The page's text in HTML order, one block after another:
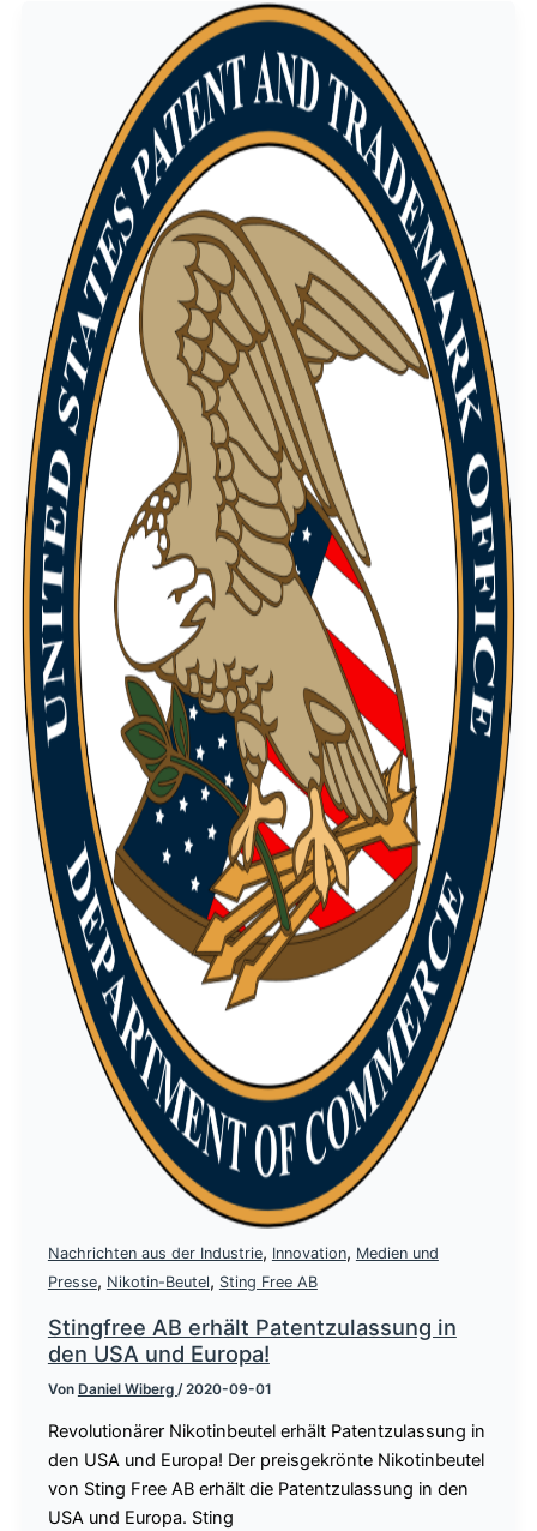
Nachrichten aus der Industrie, Innovation, Medien und
Presse, Nikotin-Beutel, Sting Free AB
Stingfree AB erhält Patentzulassung in
den USA und Europa!
Von Daniel Wiberg /2020-09-01
Revolutionärer Nikotinbeutel erhält Patentzulassung in
den USA und Europa! Der preisgekrönte Nikotinbeutel
von Sting Free AB erhält die Patentzulassung in den
USA und Europa. Sting